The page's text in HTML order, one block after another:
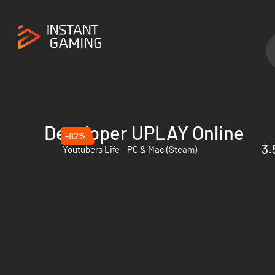
Developer UPLAY Online
-82%
Youtubers Life - PC & Mac (Steam)